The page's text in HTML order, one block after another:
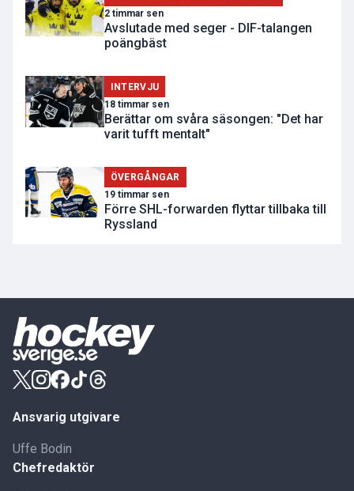
2 timmar sen
Avslutade med seger - DIF-talangen
poängbäst
INTERVJU
18 timmar sen
Berättar om svåra säsongen: "Det har
varit tufft mentalt"
ÖVERGÅNGAR
19 timmar sen
Förre SHL-forwarden flyttar tillbaka till
Ryssland
Ansvarig utgivare
Uffe Bodin
Chefredaktör